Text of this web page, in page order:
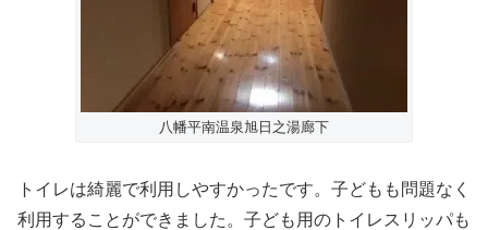
八幡平南温泉旭日之湯廊下
トイレは綺麗で利用しやすかったです。子どもも問題なく
利用することができました。子ども用のトイレスリッパも